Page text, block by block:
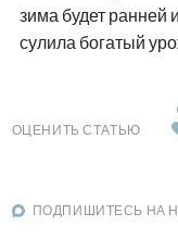
зима будет ранней
сулила богатый
ОЦЕНИТЬ СТАТЬЮ
ПОДПИШИТЕСЬ НА